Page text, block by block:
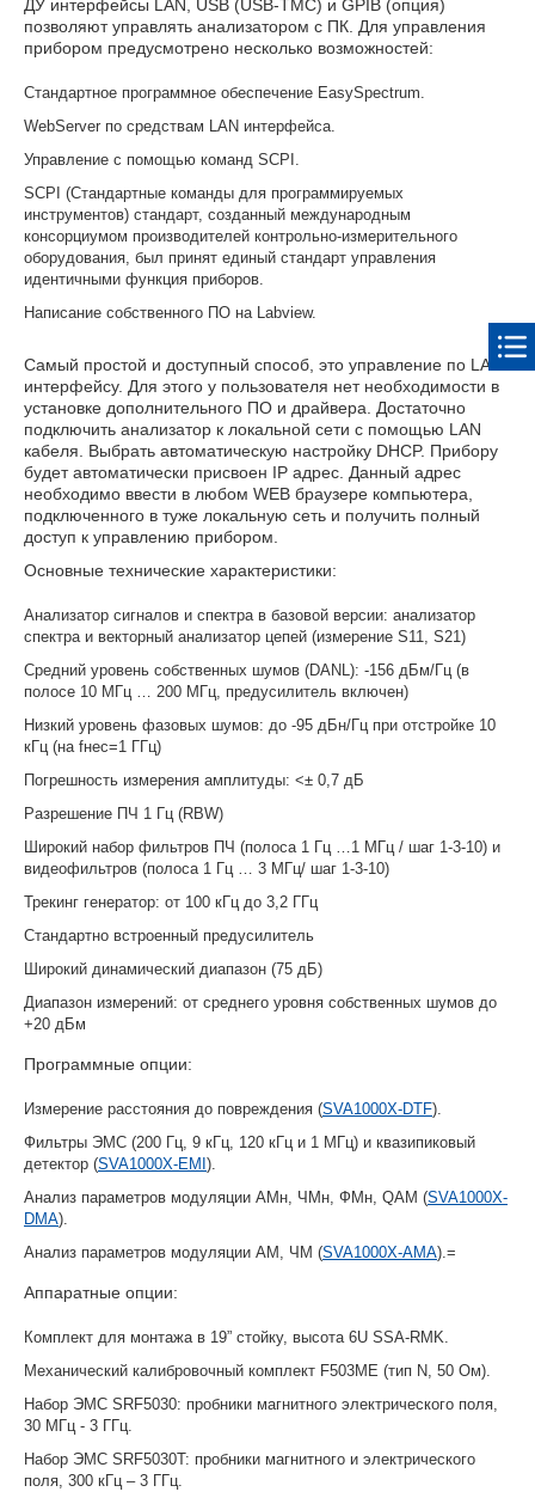
ДУ интерфейсы LAN, USB (USB-TMC) и GPIB (опция)
позволяют управлять анализатором с ПК. Для управления
прибором предусмотрено несколько возможностей:
Стандартное программное обеспечение EasySpectrum.
WebServer по средствам LAN интерфейса.
Управление с помощью команд SCPI.
SCPI (Стандартные команды для программируемых
инструментов) стандарт, созданный международным
консорциумом производителей контрольно-измерительного
оборудования, был принят единый стандарт управления
идентичными функция приборов.
Написание собственного ПО на Labview.
Самый простой и доступный способ, это управление по LAN
интерфейсу. Для этого у пользователя нет необходимости в
установке дополнительного ПО и драйвера. Достаточно
подключить анализатор к локальной сети с помощью LAN
кабеля. Выбрать автоматическую настройку DHCP. Прибору
будет автоматически присвоен IP адрес. Данный адрес
необходимо ввести в любом WEB браузере компьютера,
подключенного в туже локальную сеть и получить полный
доступ к управлению прибором.
Основные технические характеристики:
Анализатор сигналов и спектра в базовой версии: анализатор
спектра и векторный анализатор цепей (измерение S11, S21)
Средний уровень собственных шумов (DANL): -156 дБм/Гц (в
полосе 10 МГц … 200 МГц, предусилитель включен)
Низкий уровень фазовых шумов: до -95 дБн/Гц при отстройке 10
кГц (на fнес=1 ГГц)
Погрешность измерения амплитуды: <± 0,7 дБ
Разрешение ПЧ 1 Гц (RBW)
Широкий набор фильтров ПЧ (полоса 1 Гц …1 МГц / шаг 1-3-10) и
видеофильтров (полоса 1 Гц … 3 МГц/ шаг 1-3-10)
Трекинг генератор: от 100 кГц до 3,2 ГГц
Стандартно встроенный предусилитель
Широкий динамический диапазон (75 дБ)
Диапазон измерений: от среднего уровня собственных шумов до
+20 дБм
Программные опции:
Измерение расстояния до повреждения (SVA1000X-DTF).
Фильтры ЭМС (200 Гц, 9 кГц, 120 кГц и 1 МГц) и квазипиковый
детектор (SVA1000X-EMI ).
Анализ параметров модуляции АМн, ЧМн, ФМн, QAM (SVA1000X-
DMA).
Анализ параметров модуляции АМ, ЧМ (SVA1000X-AMA).=
Аппаратные опции:
Комплект для монтажа в 19” стойку, высота 6U SSA-RMK.
Механический калибровочный комплект F503ME (тип N, 50 Ом).
Набор ЭМС SRF5030: пробники магнитного электрического поля,
30 МГц - 3 ГГц.
Набор ЭМС SRF5030T: пробники магнитного и электрического
поля, 300 кГц – 3 ГГц.